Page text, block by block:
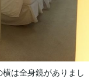
は全身鏡がありまし